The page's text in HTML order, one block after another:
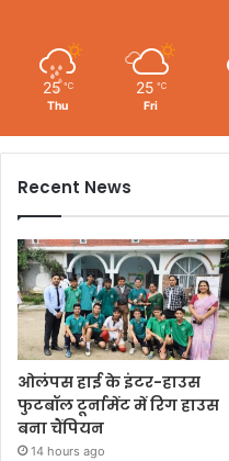
25 ℃
Thu
25 ℃
Fri
Recent News
ओलंपस हाई के इंटर-हाउस
फुटबॉल टूर्नामेंट में रिग हाउस
बना चैंपियन
14 hours ago